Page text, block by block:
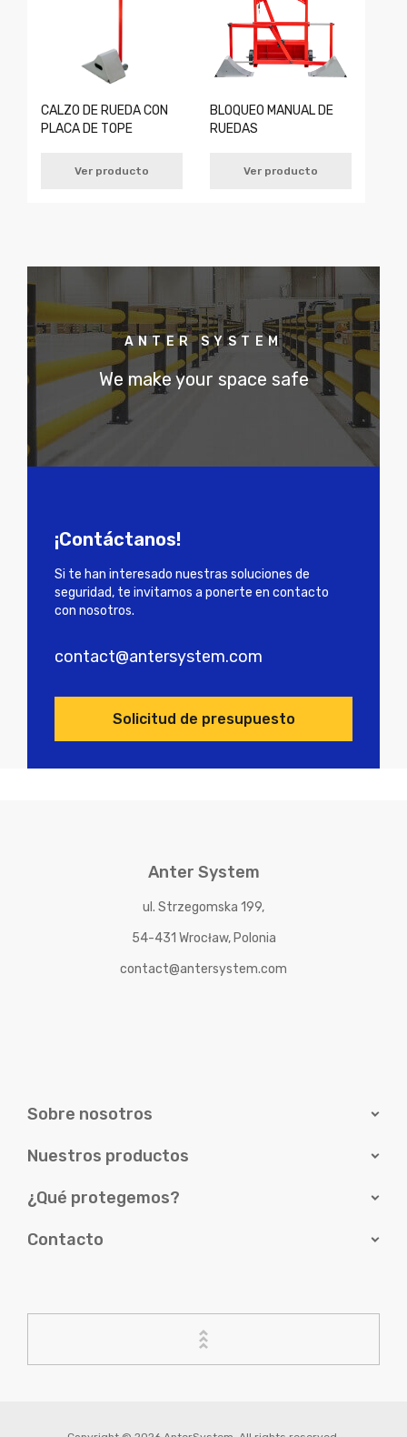
CALZO DE RUEDA CON
PLACA DE TOPE
Ver producto
BLOQUEO MANUAL DE
RUEDAS
Ver producto
ANTER SYSTEM
We make your space safe
¡Contáctanos!
Si te han interesado nuestras soluciones de
seguridad, te invitamos a ponerte en contacto
con nosotros.
contact@antersystem.com
Solicitud de presupuesto
Anter System
ul. Strzegomska 199,
54-431 Wrocław, Polonia
contact@antersystem.com
Sobre nosotros
Nuestros productos
¿Qué protegemos?
Contacto